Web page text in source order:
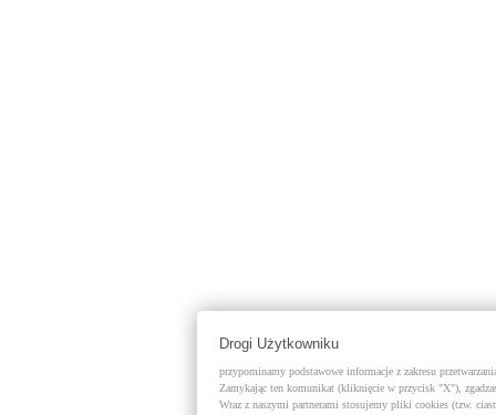
Drogi Użytkowniku
przypominamy podstawowe informacje z zakresu
Zamykając ten komunikat (kliknięcie w przycisk "X"),
Wraz z naszymi partnerami stosujemy pliki cookies (tzw.